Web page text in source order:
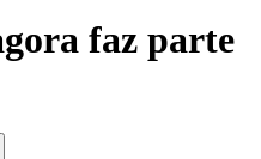
faz parte